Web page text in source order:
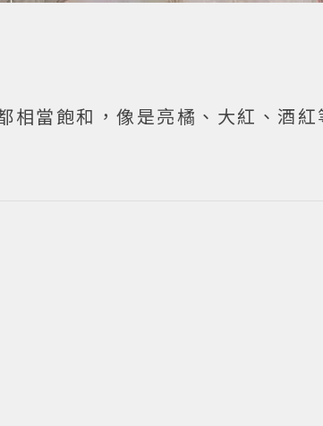
相當飽和，像是亮橘、大紅、酒